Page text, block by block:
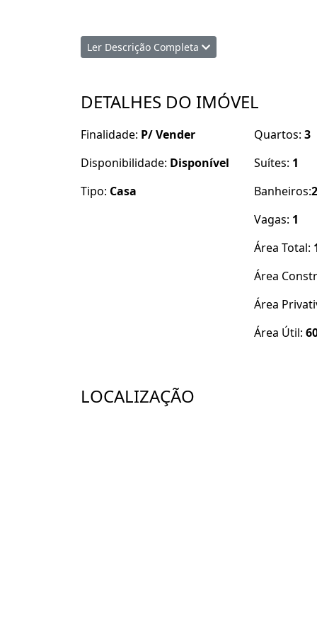
- Agende agora mesmo sua visita.
R$350.000,00 (aceita financiamento de
- 03 quartos sendo uma suíte
- Toda com piso
- Agende agora mesmo sua visita.
- Venha conhecer a casa dos seus sonhos!”
R$350.000,00 ( aceita financiamento de
Ler Descrição Completa
DETALHES DO IMÓVEL
Finalidade: P/ Vender
Disponibilidade: Disponível
Tipo: Casa
Quartos:3
Suítes: 1
Banheiros:2
Vagas: 1
Área Total:
Área
Área
Área Útil:
LOCALIZAÇÃO